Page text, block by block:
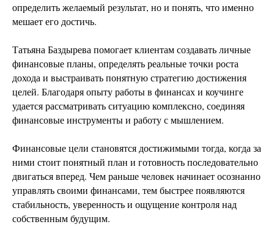
определить желаемый результат, но и понять, что именно
мешает его достичь.
Татьяна Баздырева помогает клиентам создавать личные
финансовые планы, определять реальные точки роста
дохода и выстраивать понятную стратегию достижения
целей. Благодаря опыту работы в финансах и коучинге
удается рассматривать ситуацию комплексно, соединяя
финансовые инструменты и работу с мышлением.
Финансовые цели становятся достижимыми тогда, когда за
ними стоит понятный план и готовность последовательно
двигаться вперед. Чем раньше человек начинает осознанно
управлять своими финансами, тем быстрее появляются
стабильность, уверенность и ощущение контроля над
собственным будущим.